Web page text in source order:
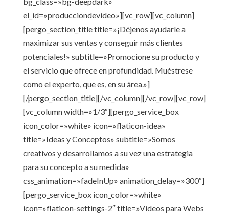
el_id=»producciondevideo»][vc_row][vc_column]
[pergo_section_title title=»¡Déjenos ayudarle a
maximizar sus ventas y conseguir más clientes
potenciales!» subtitle=»Promocione su producto y
el servicio que ofrece en profundidad. Muéstrese
como el experto, que es, en su área.»]
[/pergo_section_title][/vc_column][/vc_row][vc_row]
[vc_column width=»1/3″][pergo_service_box
icon_color=»white» icon=»flaticon-idea»
title=»Ideas y Conceptos» subtitle=»Somos
creativos y desarrollamos a su vez una estrategia
para su concepto a su medida»
css_animation=»fadeInUp» animation_delay=»300″]
[pergo_service_box icon_color=»white»
icon=»flaticon-settings-2″ title=»Videos para Webs